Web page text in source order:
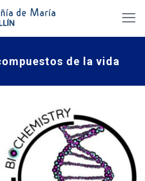
de la vida